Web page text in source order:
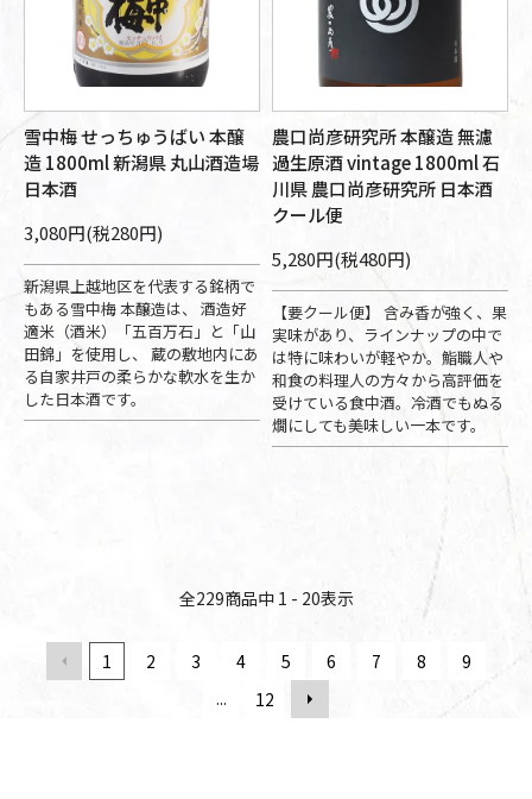
雪中梅 せっちゅうばい 本醸
造 1800ml 新潟県 丸山酒造場
日本酒
3,080円(税280円)
新潟県上越地区を代表する銘柄で
もある雪中梅 本醸造は、 酒造好
適米（酒米）「五百万石」と「山
田錦」を使用し、 蔵の敷地内にあ
る自家井戸の柔らかな軟水を生か
した日本酒です。
農口尚彦研究所 本醸造 無濾
過生原酒 vintage 1800ml 石
川県 農口尚彦研究所 日本酒
クール便
5,280円(税480円)
【要クール便】 含み香が強く、果
実味があり、ラインナップの中で
は特に味わいが軽やか。鮨職人や
和食の料理人の方々から高評価を
受けている食中酒。冷酒でもぬる
燗にしても美味しい一本です。
全229商品中 1 - 20表示
1 2 3 4 5 6 7 8
9
...
12